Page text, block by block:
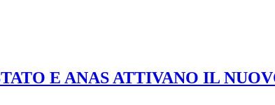
E ANAS ATTIVANO IL